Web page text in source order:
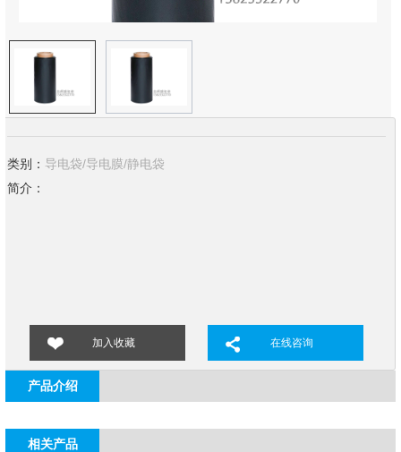
类别： 导电袋/导电膜/静电袋
简介：
加入收藏 在线咨询
产品介绍
相关产品